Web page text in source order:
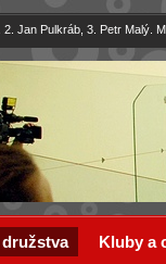
Jan Pulkráb, 3. Petr Malý.
družstva Kluby a